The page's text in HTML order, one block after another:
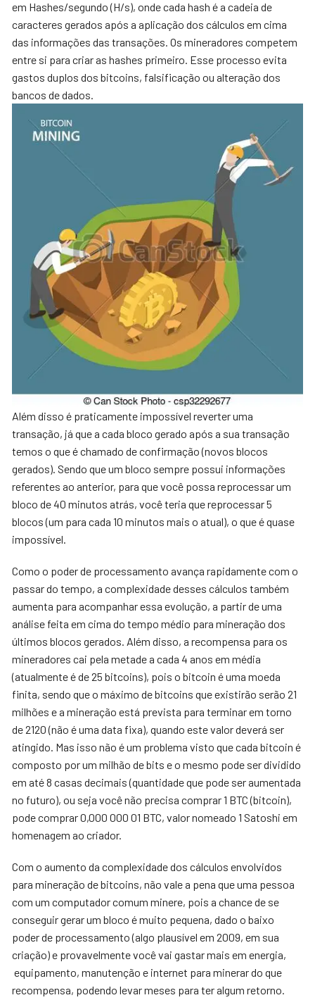
em Hashes/segundo (H/s), onde cada hash é a cadeia de
caracteres gerados após a aplicação dos cálculos em cima
das informações das transações. Os mineradores competem
entre si para criar as hashes primeiro. Esse processo evita
gastos duplos dos bitcoins, falsificação ou alteração dos
bancos de dados.
Além disso é praticamente impossível reverter uma
transação, já que a cada bloco gerado após a sua transação
temos o que é chamado de confirmação (novos blocos
gerados). Sendo que um bloco sempre possui informações
referentes ao anterior, para que você possa reprocessar um
bloco de 40 minutos atrás, você teria que reprocessar 5
blocos (um para cada 10 minutos mais o atual), o que é quase
impossível.
Como o poder de processamento avança rapidamente com o
passar do tempo, a complexidade desses cálculos também
aumenta para acompanhar essa evolução, a partir de uma
análise feita em cima do tempo médio para mineração dos
últimos blocos gerados. Além disso, a recompensa para os
mineradores cai pela metade a cada 4 anos em média
(atualmente é de 25 bitcoins), pois o bitcoin é uma moeda
finita, sendo que o máximo de bitcoins que existirão serão 21
milhões e a mineração está prevista para terminar em torno
de 2120 (não é uma data fixa), quando este valor deverá ser
atingido. Mas isso não é um problema visto que cada bitcoin é
composto por um milhão de bits e o mesmo pode ser dividido
em até 8 casas decimais (quantidade que pode ser aumentada
no futuro), ou seja você não precisa comprar 1 BTC (bitcoin),
pode comprar 0,000 000 01 BTC, valor nomeado 1 Satoshi em
homenagem ao criador.
Com o aumento da complexidade dos cálculos envolvidos
para mineração de bitcoins, não vale a pena que uma pessoa
com um computador comum minere, pois a chance de se
conseguir gerar um bloco é muito pequena, dado o baixo
poder de processamento (algo plausível em 2009, em sua
criação) e provavelmente você vai gastar mais em energia,
equipamento, manutenção e internet para minerar do que
recompensa, podendo levar meses para ter algum retorno.